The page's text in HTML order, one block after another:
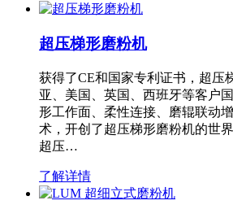
超压梯形磨粉机
获得了CE和国家专利证书，超压
亚、美国、英国、西班牙等客户
形工作面、柔性连接、磨辊联动
术，开创了超压梯形磨粉机的世
超压…
了解详情